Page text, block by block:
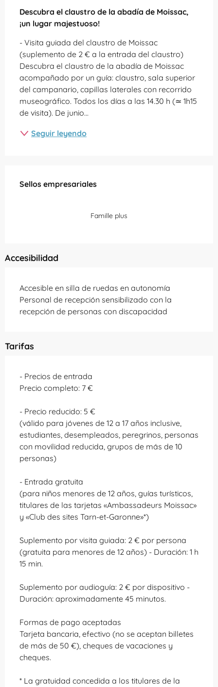
Descubra el claustro de la abadía de Moissac,
¡un lugar majestuoso!
- Visita guiada del claustro de Moissac
(suplemento de 2 € a la entrada del claustro)
Descubra el claustro de la abadía de Moissac
acompañado por un guía: claustro, sala superior
del campanario, capillas laterales con recorrido
museográfico. Todos los días a las 14.30 h (≃ 1h15
de visita). De junio...
Seguir leyendo
Sellos empresariales
Sellos empresariales
Famille plus
Accesibilidad
Accesible en silla de ruedas en autonomía
Personal de recepción sensibilizado con la
recepción de personas con discapacidad
Tarifas
- Precios de entrada
Precio completo: 7 €
- Precio reducido: 5 €
(válido para jóvenes de 12 a 17 años inclusive,
estudiantes, desempleados, peregrinos, personas
con movilidad reducida, grupos de más de 10
personas)
- Entrada gratuita
(para niños menores de 12 años, guías turísticos,
titulares de las tarjetas «Ambassadeurs Moissac»
y «Club des sites Tarn-et-Garonne»*)
Suplemento por visita guiada: 2 € por persona
(gratuita para menores de 12 años) - Duración: 1 h
15 min.
Suplemento por audioguía: 2 € por dispositivo -
Duración: aproximadamente 45 minutos.
Formas de pago aceptadas
Tarjeta bancaria, efectivo (no se aceptan billetes
de más de 50 €), cheques de vacaciones y
cheques.
* La gratuidad concedida a los titulares de la